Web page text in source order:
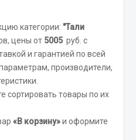
категории: "Тали
цены от 5005 руб. с
и гарантией по всей
производители,
сортировать товары по их
«В корзину»и оформите